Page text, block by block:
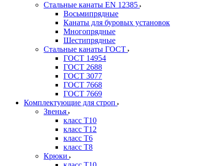
Стальные канаты EN 12385
Восьмипрядные
Канаты для буровых установок
Многопрядные
Шестипрядные
Стальные канаты ГОСТ
ГОСТ 14954
ГОСТ 2688
ГОСТ 3077
ГОСТ 7668
ГОСТ 7669
Комплектующие для строп
Звенья
класс Т10
класс Т12
класс Т6
класс Т8
Крюки